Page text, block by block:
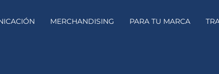
MERCHANDISING PARA TU MARCA